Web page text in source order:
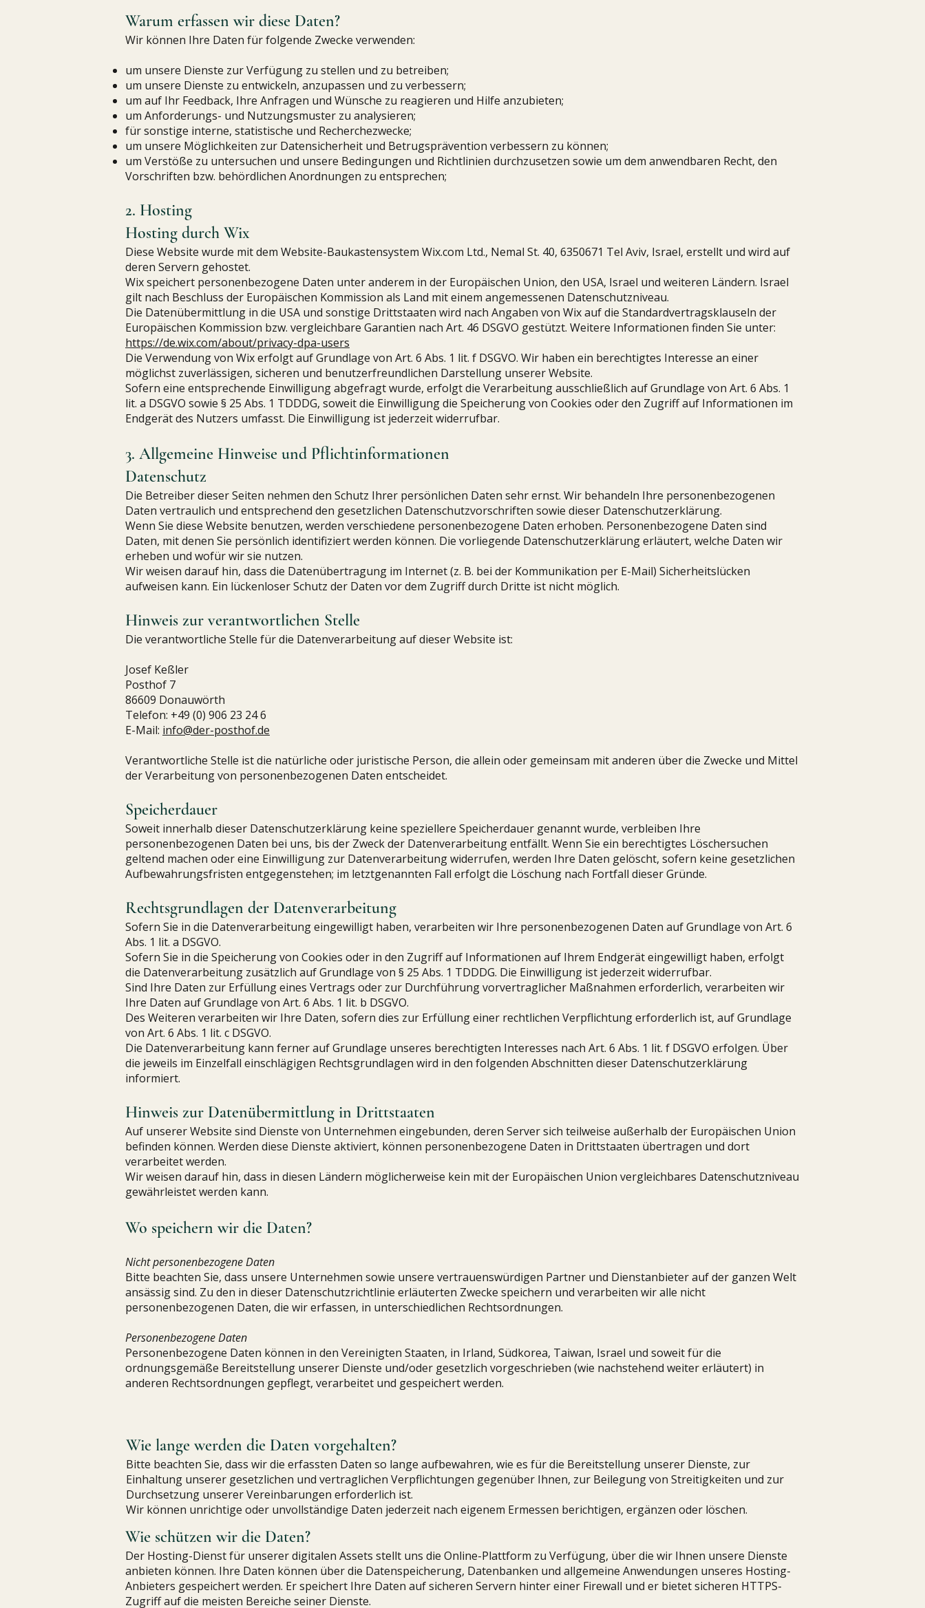
Warum erfassen wir diese Daten?
Wir können Ihre Daten für folgende Zwecke verwenden:
um unsere Dienste zur Verfügung zu stellen und zu betreiben;
um unsere Dienste zu entwickeln, anzupassen und zu verbessern;
um auf Ihr Feedback, Ihre Anfragen und Wünsche zu reagieren und Hilfe anzubieten;
um Anforderungs- und Nutzungsmuster zu analysieren;
für sonstige interne, statistische und Recherchezwecke;
um unsere Möglichkeiten zur Datensicherheit und Betrugsprävention verbessern zu können;
um Verstöße zu untersuchen und unsere Bedingungen und Richtlinien durchzusetzen sowie um dem anwendbaren Recht, den
Vorschriften bzw. behördlichen Anordnungen zu entsprechen;
2. Hosting
Hosting durch Wix
Diese Website wurde mit dem Website-Baukastensystem Wix.com Ltd., Nemal St. 40, 6350671 Tel Aviv, Israel, erstellt und wird auf
deren Servern gehostet.
Wix speichert personenbezogene Daten unter anderem in der Europäischen Union, den USA, Israel und weiteren Ländern. Israel
gilt nach Beschluss der Europäischen Kommission als Land mit einem angemessenen Datenschutzniveau.
Die Datenübermittlung in die USA und sonstige Drittstaaten wird nach Angaben von Wix auf die Standardvertragsklauseln der
Europäischen Kommission bzw. vergleichbare Garantien nach Art. 46 DSGVO gestützt. Weitere Informationen finden Sie unter:
https://de.wix.com/about/privacy-dpa-users
Die Verwendung von Wix erfolgt auf Grundlage von Art. 6 Abs. 1 lit. f DSGVO. Wir haben ein berechtigtes Interesse an einer
möglichst zuverlässigen, sicheren und benutzerfreundlichen Darstellung unserer Website.
Sofern eine entsprechende Einwilligung abgefragt wurde, erfolgt die Verarbeitung ausschließlich auf Grundlage von Art. 6 Abs. 1
lit. a DSGVO sowie § 25 Abs. 1 TDDDG, soweit die Einwilligung die Speicherung von Cookies oder den Zugriff auf Informationen im
Endgerät des Nutzers umfasst. Die Einwilligung ist jederzeit widerrufbar.
3. Allgemeine Hinweise und Pflichtinformationen
Datenschutz
Die Betreiber dieser Seiten nehmen den Schutz Ihrer persönlichen Daten sehr ernst. Wir behandeln Ihre personenbezogenen
Daten vertraulich und entsprechend den gesetzlichen Datenschutzvorschriften sowie dieser Datenschutzerklärung.
Wenn Sie diese Website benutzen, werden verschiedene personenbezogene Daten erhoben. Personenbezogene Daten sind
Daten, mit denen Sie persönlich identifiziert werden können. Die vorliegende Datenschutzerklärung erläutert, welche Daten wir
erheben und wofür wir sie nutzen.
Wir weisen darauf hin, dass die Datenübertragung im Internet (z. B. bei der Kommunikation per E-Mail) Sicherheitslücken
aufweisen kann. Ein lückenloser Schutz der Daten vor dem Zugriff durch Dritte ist nicht möglich.
Hinweis zur verantwortlichen Stelle
Die verantwortliche Stelle für die Datenverarbeitung auf dieser Website ist:
Josef Keßler
Posthof 7
86609 Donauwörth
Telefon: +49 (0) 906 23 24 6
E-Mail: info@der-posthof.de
Verantwortliche Stelle ist die natürliche oder juristische Person, die allein oder gemeinsam mit anderen über die Zwecke und Mittel
der Verarbeitung von personenbezogenen Daten entscheidet.
Speicherdauer
Soweit innerhalb dieser Datenschutzerklärung keine speziellere Speicherdauer genannt wurde, verbleiben Ihre
personenbezogenen Daten bei uns, bis der Zweck der Datenverarbeitung entfällt. Wenn Sie ein berechtigtes Löschersuchen
geltend machen oder eine Einwilligung zur Datenverarbeitung widerrufen, werden Ihre Daten gelöscht, sofern keine gesetzlichen
Aufbewahrungsfristen entgegenstehen; im letztgenannten Fall erfolgt die Löschung nach Fortfall dieser Gründe.
Rechtsgrundlagen der Datenverarbeitung
Sofern Sie in die Datenverarbeitung eingewilligt haben, verarbeiten wir Ihre personenbezogenen Daten auf Grundlage von Art. 6
Abs. 1 lit. a DSGVO.
Sofern Sie in die Speicherung von Cookies oder in den Zugriff auf Informationen auf Ihrem Endgerät eingewilligt haben, erfolgt
die Datenverarbeitung zusätzlich auf Grundlage von § 25 Abs. 1 TDDDG. Die Einwilligung ist jederzeit widerrufbar.
Sind Ihre Daten zur Erfüllung eines Vertrags oder zur Durchführung vorvertraglicher Maßnahmen erforderlich, verarbeiten wir
Ihre Daten auf Grundlage von Art. 6 Abs. 1 lit. b DSGVO.
Des Weiteren verarbeiten wir Ihre Daten, sofern dies zur Erfüllung einer rechtlichen Verpflichtung erforderlich ist, auf Grundlage
von Art. 6 Abs. 1 lit. c DSGVO.
Die Datenverarbeitung kann ferner auf Grundlage unseres berechtigten Interesses nach Art. 6 Abs. 1 lit. f DSGVO erfolgen. Über
die jeweils im Einzelfall einschlägigen Rechtsgrundlagen wird in den folgenden Abschnitten dieser Datenschutzerklärung
informiert.
Hinweis zur Datenübermittlung in Drittstaaten
Auf unserer Website sind Dienste von Unternehmen eingebunden, deren Server sich teilweise außerhalb der Europäischen Union
befinden können. Werden diese Dienste aktiviert, können personenbezogene Daten in Drittstaaten übertragen und dort
verarbeitet werden.
Wir weisen darauf hin, dass in diesen Ländern möglicherweise kein mit der Europäischen Union vergleichbares Datenschutzniveau
gewährleistet werden kann.
Wo speichern wir die Daten?
Nicht personenbezogene Daten
Bitte beachten Sie, dass unsere Unternehmen sowie unsere vertrauenswürdigen Partner und Dienstanbieter auf der ganzen Welt
ansässig sind. Zu den in dieser Datenschutzrichtlinie erläuterten Zwecke speichern und verarbeiten wir alle nicht
personenbezogenen Daten, die wir erfassen, in unterschiedlichen Rechtsordnungen.
Personenbezogene Daten
Personenbezogene Daten können in den Vereinigten Staaten, in Irland, Südkorea, Taiwan, Israel und soweit für die
ordnungsgemäße Bereitstellung unserer Dienste und/oder gesetzlich vorgeschrieben (wie nachstehend weiter erläutert) in
anderen Rechtsordnungen gepflegt, verarbeitet und gespeichert werden.
Wie lange werden die Daten vorgehalten?
Bitte beachten Sie, dass wir die erfassten Daten so lange aufbewahren, wie es für die Bereitstellung unserer Dienste, zur
Einhaltung unserer gesetzlichen und vertraglichen Verpflichtungen gegenüber Ihnen, zur Beilegung von Streitigkeiten und zur
Durchsetzung unserer Vereinbarungen erforderlich ist.
Wir können unrichtige oder unvollständige Daten jederzeit nach eigenem Ermessen berichtigen, ergänzen oder löschen.
Wie schützen wir die Daten?
Der Hosting-Dienst für unserer digitalen Assets stellt uns die Online-Plattform zu Verfügung, über die wir Ihnen unsere Dienste
anbieten können. Ihre Daten können über die Datenspeicherung, Datenbanken und allgemeine Anwendungen unseres Hosting-
Anbieters gespeichert werden. Er speichert Ihre Daten auf sicheren Servern hinter einer Firewall und er bietet sicheren HTTPS-
Zugriff auf die meisten Bereiche seiner Dienste.